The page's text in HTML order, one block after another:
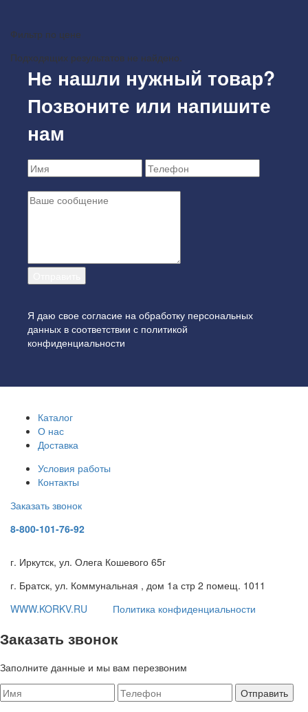
Фильтр по цене
Подходящих результатов не найдено.
Не нашли нужный товар?
Позвоните или напишите
нам
Я даю свое согласие на обработку персональных
данных в соответствии с политикой
конфиденциальности
Каталог
О нас
Доставка
Условия работы
Контакты
Заказать звонок
8-800-101-76-92
г. Иркутск, ул. Олега Кошевого 65г
г. Братск, ул. Коммунальная , дом 1а стр 2 помещ. 1011
WWW.KORKV.RU
Политика конфиденциальности
Заказать звонок
Заполните данные и мы вам перезвоним